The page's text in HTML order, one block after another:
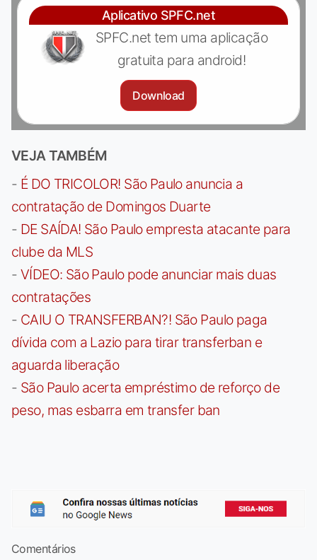
Aplicativo SPFC.net
SPFC.net tem uma aplicação
gratuita para android!
Download
VEJA TAMBÉM
- É DO TRICOLOR! São Paulo anuncia a
contratação de Domingos Duarte
- DE SAÍDA! São Paulo empresta atacante para
clube da MLS
- VÍDEO: São Paulo pode anunciar mais duas
contratações
- CAIU O TRANSFERBAN?! São Paulo paga
dívida com a Lazio para tirar transferban e
aguarda liberação
- São Paulo acerta empréstimo de reforço de
peso, mas esbarra em transfer ban
Comentários